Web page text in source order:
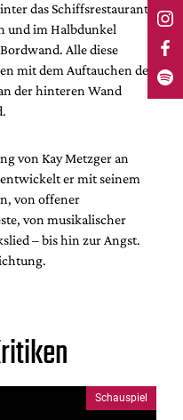
das Schiffsrestaurant
und im Halbdunkel
Alle diese
mit dem Auftauchen des
der hinteren Wand
von Kay Metzger an
er mit seinem
von offener
von musikalischer
– bis hin zur Angst.
Schauspiel